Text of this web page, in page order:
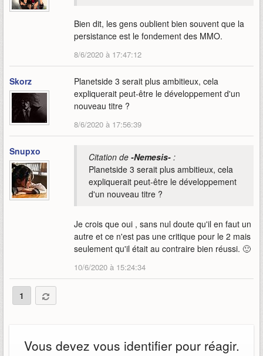
Bien dit, les gens oublient bien souvent que la
persistance est le fondement des MMO.
8/6/2020 à 17:47:12
Skorz
Planetside 3 serait plus ambitieux, cela
expliquerait peut-être le développement d'un
nouveau titre ?
8/6/2020 à 17:56:39
Snupxo Citation de -Nemesis- :
Planetside 3 serait plus ambitieux, cela
expliquerait peut-être le développement
d'un nouveau titre ?
Je crois que oui , sans nul doute qu'il en faut un
autre et ce n'est pas une critique pour le 2 mais
seulement qu'il était au contraire bien réussi. 🙂
10/6/2020 à 15:24:34
1
Vous devez vous identifier pour réagir.